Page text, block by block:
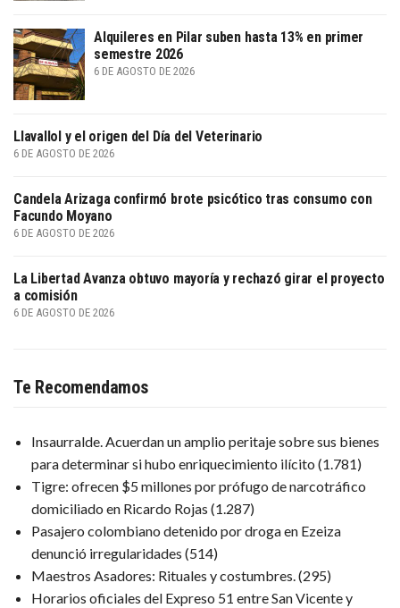
Alquileres en Pilar suben hasta 13% en primer
semestre 2026
6 DE AGOSTO DE 2026
Llavallol y el origen del Día del Veterinario
6 DE AGOSTO DE 2026
Candela Arizaga confirmó brote psicótico tras consumo con
Facundo Moyano
6 DE AGOSTO DE 2026
La Libertad Avanza obtuvo mayoría y rechazó girar el proyecto
a comisión
6 DE AGOSTO DE 2026
Te Recomendamos
Insaurralde. Acuerdan un amplio peritaje sobre sus bienes
para determinar si hubo enriquecimiento ilícito (1.781)
Tigre: ofrecen $5 millones por prófugo de narcotráfico
domiciliado en Ricardo Rojas (1.287)
Pasajero colombiano detenido por droga en Ezeiza
denunció irregularidades (514)
Maestros Asadores: Rituales y costumbres.(295)
Horarios oficiales del Expreso 51 entre San Vicente y